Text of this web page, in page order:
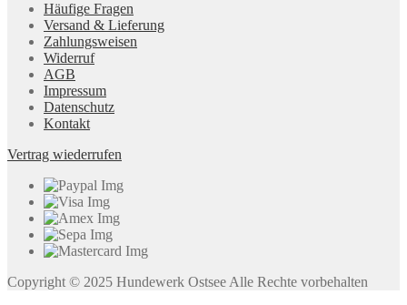
Häufige Fragen
Versand & Lieferung
Zahlungsweisen
Widerruf
AGB
Impressum
Datenschutz
Kontakt
Vertrag wiederrufen
Copyright © 2025 Hundewerk Ostsee Alle Rechte vorbehalten